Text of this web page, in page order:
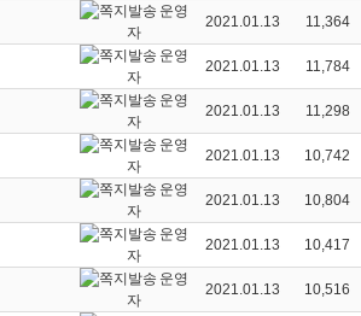
운영
자
2021.01.13 11,364
운영
자
2021.01.13 11,784
운영
자
2021.01.13 11,298
운영
자
2021.01.13 10,742
운영
자
2021.01.13 10,804
운영
자
2021.01.13 10,417
운영
자
2021.01.13
10,516